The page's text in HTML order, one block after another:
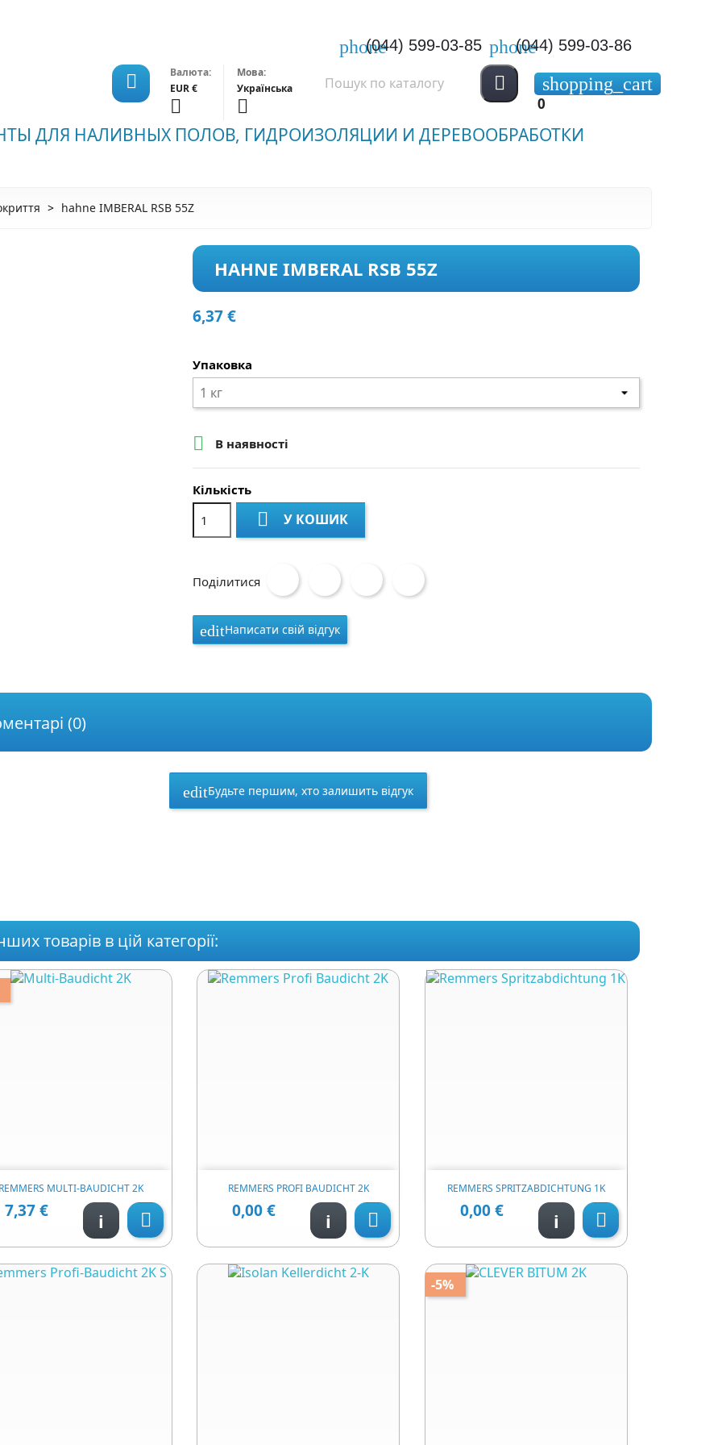
phone
(044) 599-03-85 phone
(044) 599-03-86

Валюта:
EUR €

Мова:
Українська

 shopping_cart
0
ДЛЯ НАЛИВНЫХ ПОЛОВ, ГИДРОИЗОЛЯЦИИ И ДЕРЕВООБРАБОТКИ
hahne IMBERAL RSB 55Z
HAHNE IMBERAL RSB 55Z
6,37 €
Упаковка
 В наявності
Кількість
 У КОШИК
Поділитися
editНаписати свій відгук
(0)
editБудьте першим, хто залишить відгук
товарів в цій категорії:
REMMERS MULTI-BAUDICHT 2K
Ціна
7,37 € 
i
 Швидкий перегляд REMMERS PROFI BAUDICHT 2K
Ціна
0,00 € 
i
 Швидкий перегляд REMMERS SPRITZABDICHTUNG 1K
Ціна
0,00 € 
i
 Швидкий перегляд
-5%